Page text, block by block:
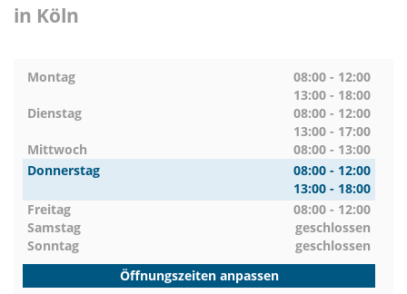
in Köln
Montag
08:00 - 12:00
13:00 - 18:00
Dienstag
08:00 - 12:00
13:00 - 17:00
Mittwoch
08:00 - 13:00
Donnerstag
08:00 - 12:00
13:00 - 18:00
Freitag
08:00 - 12:00
Samstag
geschlossen
Sonntag
geschlossen
Öffnungszeiten anpassen